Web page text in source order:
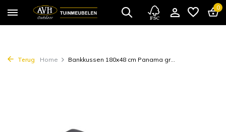
0
Terug Home Bankkussen 180x48 cm Panama gr...